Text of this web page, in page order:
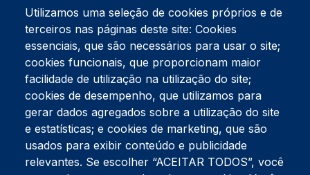
Tel:234 390 100Fax:234 390 100
Endereço Postal
Apartado 42
Rua Gil Eanes 31
3834-908 Gafanha da Nazaré
Utilizamos uma seleção de cookies próprios e de
terceiros nas páginas deste site: Cookies
essenciais, que são necessários para usar o site;
cookies funcionais, que proporcionam maior
facilidade de utilização na utilização do site;
cookies de desempenho, que utilizamos para
gerar dados agregados sobre a utilização do site
e estatísticas; e cookies de marketing, que são
usados para exibir conteúdo e publicidade
relevantes. Se escolher “ACEITAR TODOS”, você